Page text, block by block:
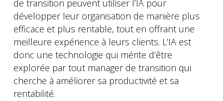
de transition peuvent utiliser l’IA pour
développer leur organisation de manière plus
efficace et plus rentable, tout en offrant une
meilleure expérience à leurs clients. L’IA est
donc une technologie qui mérite d’être
explorée par tout manager de transition qui
cherche à améliorer sa productivité et sa
rentabilité.